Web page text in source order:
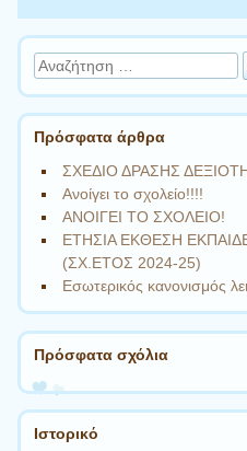
Αναζήτηση
Πρόσφατα άρθρα
ΣΧΕΔΙΟ ΔΡΑΣΗΣ
Ανοίγει το σχολείο!!!!
ΑΝΟΙΓΕΙ ΤΟ ΣΧΟΛΕΙΟ!
ΕΤΗΣΙΑ ΕΚΘΕΣΗ
(ΣΧ.ΕΤΟΣ 2024-25)
Εσωτερικός κανονισμός
Πρόσφατα σχόλια
Ιστορικό